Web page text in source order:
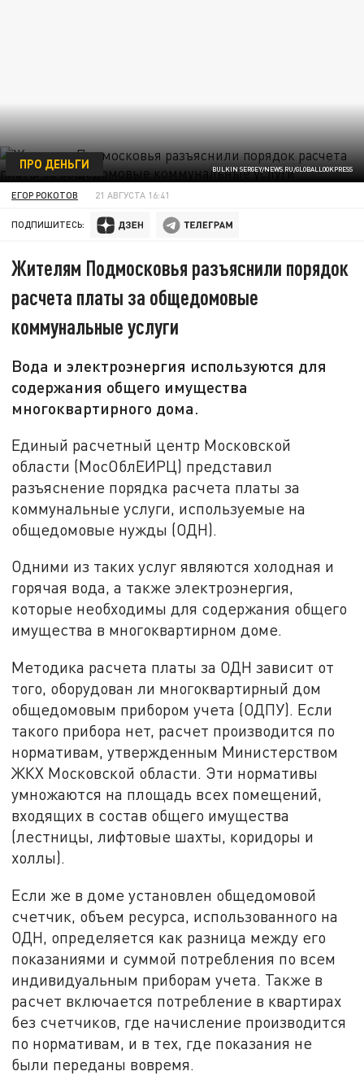
BULKIN SERGEY/NEWS.RU/GLOBALLOOKPRESS
ПРО ДЕНЬГИ
ЕГОР РОКОТОВ 21 АВГУСТА 16:41
ПОДПИШИТЕСЬ:
Жителям Подмосковья разъяснили порядок
расчета платы за общедомовые
коммунальные услуги
Вода и электроэнергия используются для
содержания общего имущества
многоквартирного дома.
Единый расчетный центр Московской
области (МосОблЕИРЦ) представил
разъяснение порядка расчета платы за
коммунальные услуги, используемые на
общедомовые нужды (ОДН).
Одними из таких услуг являются холодная и
горячая вода, а также электроэнергия,
которые необходимы для содержания общего
имущества в многоквартирном доме.
Методика расчета платы за ОДН зависит от
того, оборудован ли многоквартирный дом
общедомовым прибором учета (ОДПУ). Если
такого прибора нет, расчет производится по
нормативам, утвержденным Министерством
ЖКХ Московской области. Эти нормативы
умножаются на площадь всех помещений,
входящих в состав общего имущества
(лестницы, лифтовые шахты, коридоры и
холлы).
Если же в доме установлен общедомовой
счетчик, объем ресурса, использованного на
ОДН, определяется как разница между его
показаниями и суммой потребления по всем
индивидуальным приборам учета. Также в
расчет включается потребление в квартирах
без счетчиков, где начисление производится
по нормативам, и в тех, где показания не
были переданы вовремя.